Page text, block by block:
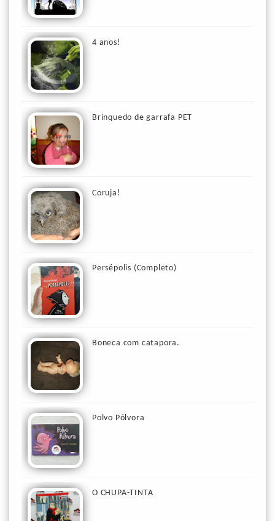
4 anos!
Brinquedo de garrafa PET
Coruja!
Persépolis (Completo)
Boneca com catapora.
Polvo Pólvora
O CHUPA-TINTA